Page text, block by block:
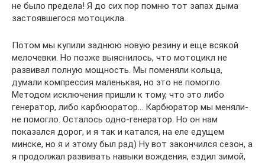
не было предела! Я до сих пор помню тот запах дыма
застоявшегося мотоцикла.
Потом мы купили заднюю новую резину и еще всякой
мелочевки. Но позже выяснилось, что мотоцикл не
развивал полную мощность. Мы поменяли кольца,
думали компрессия маленькая, но это не помогло.
Методом исключения пришли к тому, что это либо
генератор, либо карбюоратор… Карбюратор мы меняли-
не помогло. Осталось одно-генератор. Но он нам
показался дорог, и я так и катался, на еле едущем
минске, но я и этому был рад) Ну вот закончился сезон, а
я продолжал развивать навыки вождения, ездил зимой,